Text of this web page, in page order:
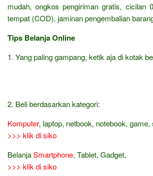
mudah, ongkos pengiriman gratis, cicilan
tempat (COD), jaminan pengembalian
Tips Belanja Online
1. Yang paling gampang, ketik aja di kotak
2. Beli berdasarkan kategori:
Komputer, laptop, netbook, notebook, game,
>>> klik di siko
BelanjaSmartphone, Tablet, Gadget,
>>> klik di siko